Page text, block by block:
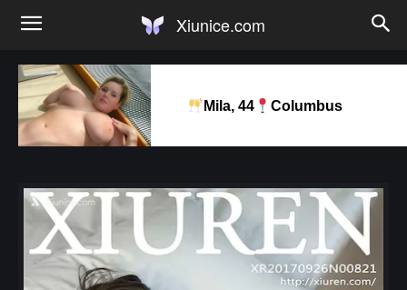
Xiunice.com
Mila, 44 Columbus